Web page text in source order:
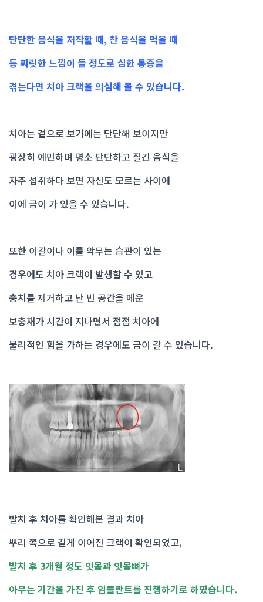
단단한 음식을 저작할 때, 찬 음식을 먹을 때
등 찌릿한 느낌이 들 정도로 심한 통증을
겪는다면 치아 크랙을 의심해 볼 수 있습니다.
치아는 겉으로 보기에는 단단해 보이지만
굉장히 예민하며 평소 단단하고 질긴 음식을
자주 섭취하다 보면 자신도 모르는 사이에
이에 금이 가 있을 수 있습니다.
또한 이갈이나 이를 악무는 습관이 있는
경우에도 치아 크랙이 발생할 수 있고
충치를 제거하고 난 빈 공간을 메운
보충재가 시간이 지나면서 점점 치아에
물리적인 힘을 가하는 경우에도 금이 갈 수 있습니다.
발치 후 치아를 확인해본 결과 치아
뿌리 쪽으로 길게 이어진 크랙이 확인되었고,
발치 후 3개월 정도 잇몸과 잇몸뼈가
아무는 기간을 가진 후 임플란트를 진행하기로 하였습니다.